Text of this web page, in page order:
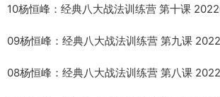
10杨恒峰：经典八大战法训练营 第十课
09杨恒峰：经典八大战法训练营 第九课
08杨恒峰：经典八大战法训练营 第八课